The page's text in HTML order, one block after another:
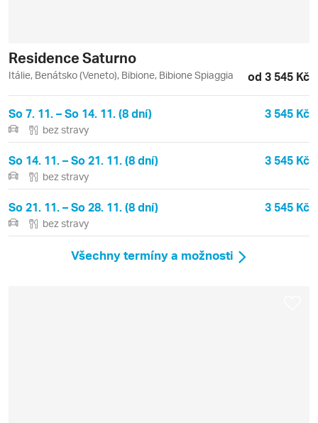
Residence Saturno
Itálie, Benátsko (Veneto), Bibione, Bibione Spiaggia od 3 545 Kč
So 7. 11. – So 14. 11. (8 dní) 3 545 Kč
bez stravy
So 14. 11. – So 21. 11. (8 dní) 3 545 Kč
bez stravy
So 21. 11. – So 28. 11. (8 dní) 3 545 Kč
bez stravy
Všechny termíny a možnosti